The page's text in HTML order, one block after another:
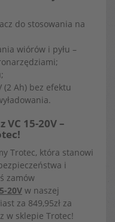
do stosowania na
wiórów i pyłu –
Ah) bez efektu
15-20V –
Trotec, która stanowi
i
zamów
20V w naszej
za 849,95zł za
w sklepie Trotec!